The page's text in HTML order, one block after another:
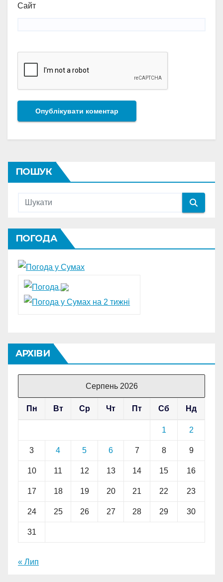
Сайт
ПОШУК
ПОГОДА
АРХІВИ
Серпень 2026
Пн Вт Ср Чт Пт Сб Нд
1 2
3 4 5 6 7 8 9
10 11 12 13 14 15 16
17 18 19 20 21 22 23
24 25 26 27 28 29 30
31
« Лип